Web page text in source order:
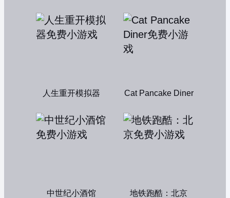
人生重开模拟器 Cat Pancake Diner
中世纪小酒馆 地铁跑酷：北京